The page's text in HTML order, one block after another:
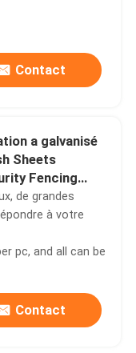
Contact
a galvanisé
Sheets
Fencing
de grandes
à votre
pc, and all can be
Contact